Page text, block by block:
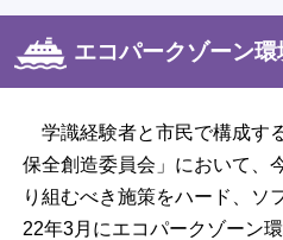
エコパークゾーン
学識経験者と市民で構成す
保全創造委員会」において、
り組むべき施策をハード、ソ
22年3月にエコパークゾーン